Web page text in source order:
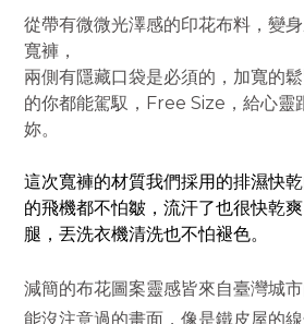
從帶有微微光澤感的印花布料，變
寬褲，
兩側有隱藏口袋是必須的，加寬的
的你都能駕馭，Free Size，給心
妳。
這次寬褲的材質我們採用的排濕快
的飛機都不怕皺，流汗了也很快乾
腿，丟洗衣機清洗也不怕褪色。
減簡的布花圖案靈感皆來自臺灣城
能沒注意過的畫面，像是鐵皮屋的